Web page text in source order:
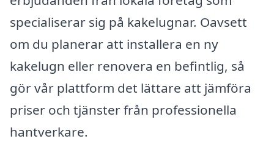
specialiserar sig på kakelugnar. Oavsett
om du planerar att installera en ny
kakelugn eller renovera en befintlig, så
gör vår plattform det lättare att jämföra
priser och tjänster från professionella
hantverkare.